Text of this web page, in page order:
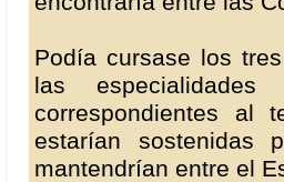
Podía cursase los
las
correspondientes al
estarían
mantendrían entre el